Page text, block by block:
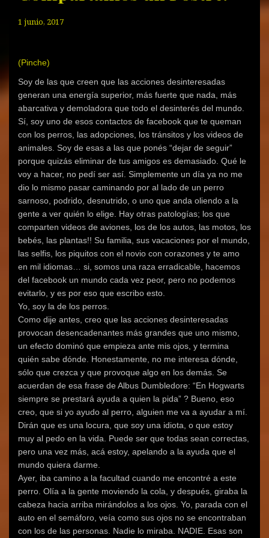
1 junio, 2017
(Pinche)
Soy de las que creen que las acciones desinteresadas
generan una energía superior, más fuerte que nada, más
abarcativa y demoladora que todo el desinterés del mundo.
Sí, soy uno de esos contactos de facebook que te queman
con los perros, las adopciones, los tránsitos y los videos de
animales. Soy de esas a las que ponés “dejar de seguir”
porque quizás eliminar de tus amigos es demasiado. Qué le
voy a hacer, no pedí ser así. Simplemente un día ya no me
dio lo mismo pasar caminando por al lado de un perro
sarnoso, podrido, desnutrido, o uno que anda oliendo a la
gente a ver quién lo elige. Hay otras patologías; los que
comparten videos de aviones, los de los autos, las motos, los
bebés, las plantas!! Su familia, sus vacaciones por el mundo,
las selfis, los piquitos con el novio con corazones y te amo
en mil idiomas… si, somos una raza erradicable, hacemos
del facebook un mundo cada vez peor, pero no podemos
evitarlo, y es por eso que escribo esto.
Yo, soy la de los perros.
Como dije antes, creo que las acciones desinteresadas
provocan desencadenantes más grandes que uno mismo,
un efecto dominó que empieza ante mis ojos, y termina
quién sabe dónde. Honestamente, no me interesa dónde,
sólo que crezca y que provoque algo en los demás. Se
acuerdan de esa frase de Albus Dumbledore: “En Hogwarts
siempre se prestará ayuda a quien la pida” ? Bueno, eso
creo, que si yo ayudo al perro, alguien me va a ayudar a mí.
Dirán que es una locura, que soy una idiota, o que estoy
muy al pedo en la vida. Puede ser que todas sean correctas,
pero una vez más, acá estoy, apelando a la ayuda que el
mundo quiera darme.
Ayer, iba camino a la facultad cuando me encontré a este
perro. Olía a la gente moviendo la cola, y después, giraba la
cabeza hacia arriba mirándolos a los ojos. Yo, parada con el
auto en el semáforo, veía como sus ojos no se encontraban
con los de las personas. Nadie lo miraba. NADIE. Esas son